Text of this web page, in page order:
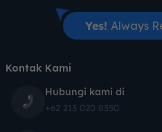
Yes! Always
Kontak Kami
Hubungi kami di
+62 213 020 8350